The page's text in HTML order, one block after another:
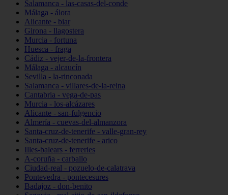
Salamanca - las-casas-del-conde
Málaga - álora
Alicante - biar
Girona - llagostera
Murcia - fortuna
Huesca - fraga
Cádiz - vejer-de-la-frontera
Málaga - alcaucín
Sevilla - la-rinconada
Salamanca - villares-de-la-reina
Cantabria - vega-de-pas
Murcia - los-alcázares
Alicante - san-fulgencio
Almería - cuevas-del-almanzora
Santa-cruz-de-tenerife - valle-gran-rey
Santa-cruz-de-tenerife - arico
Illes-balears - ferreries
A-coruña - carballo
Ciudad-real - pozuelo-de-calatrava
Pontevedra - pontecesures
Badajoz - don-benito